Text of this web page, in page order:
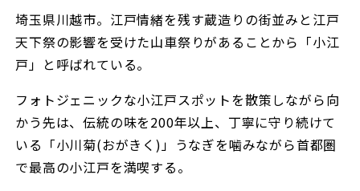
埼玉県川越市。江戸情緒を残す蔵造りの街並みと江戸
天下祭の影響を受けた山車祭りがあることから「小江
戸」と呼ばれている。
フォトジェニックな小江戸スポットを散策しながら向
かう先は、伝統の味を200年以上、丁寧に守り続けて
いる「小川菊(おがきく)」うなぎを噛みながら首都圏
で最高の小江戸を満喫する。